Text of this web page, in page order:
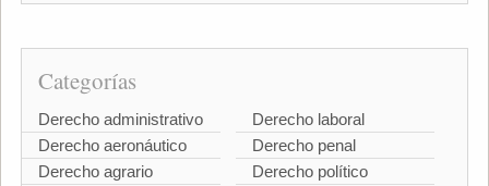
Categorías
Derecho administrativo
Derecho aeronáutico
Derecho agrario
Derecho laboral
Derecho penal
Derecho político